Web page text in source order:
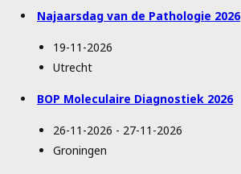
Najaarsdag van de Pathologie 2026
19-11-2026
Utrecht
BOP Moleculaire Diagnostiek 2026
26-11-2026 - 27-11-2026
Groningen